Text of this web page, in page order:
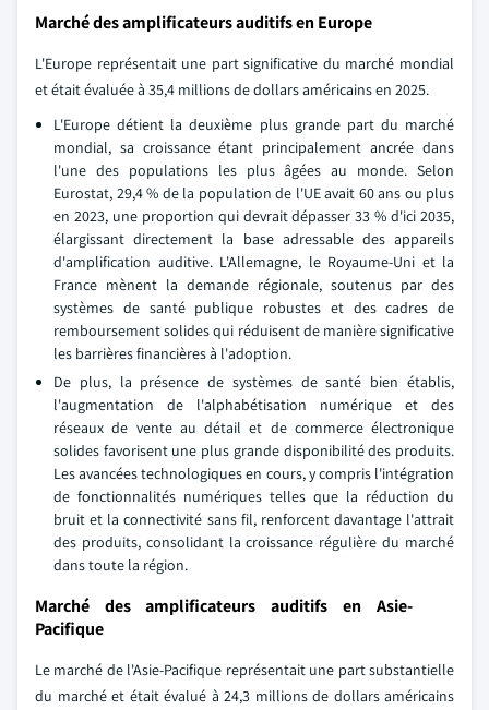
Marché des amplificateurs auditifs en Europe
L'Europe représentait une part significative du marché mondial
et était évaluée à 35,4 millions de dollars américains en 2025.
L'Europe détient la deuxième plus grande part du marché
mondial, sa croissance étant principalement ancrée dans
l'une des populations les plus âgées au monde. Selon
Eurostat, 29,4 % de la population de l'UE avait 60 ans ou plus
en 2023, une proportion qui devrait dépasser 33 % d'ici 2035,
élargissant directement la base adressable des appareils
d'amplification auditive. L'Allemagne, le Royaume-Uni et la
France mènent la demande régionale, soutenus par des
systèmes de santé publique robustes et des cadres de
remboursement solides qui réduisent de manière significative
les barrières financières à l'adoption.
De plus, la présence de systèmes de santé bien établis,
l'augmentation de l'alphabétisation numérique et des
réseaux de vente au détail et de commerce électronique
solides favorisent une plus grande disponibilité des produits.
Les avancées technologiques en cours, y compris l'intégration
de fonctionnalités numériques telles que la réduction du
bruit et la connectivité sans fil, renforcent davantage l'attrait
des produits, consolidant la croissance régulière du marché
dans toute la région.
Marché des amplificateurs auditifs en Asie-
Pacifique
Le marché de l'Asie-Pacifique représentait une part substantielle
du marché et était évalué à 24,3 millions de dollars américains